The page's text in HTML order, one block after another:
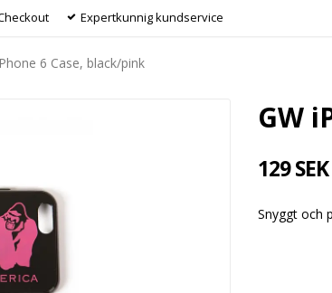
Expertkunnig kundservice
6 Case, black/pink
GW
129 SEK
Snyggt och